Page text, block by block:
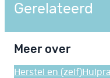
Gerelateerd
Meer over
Herstel en (zelf)Hulp